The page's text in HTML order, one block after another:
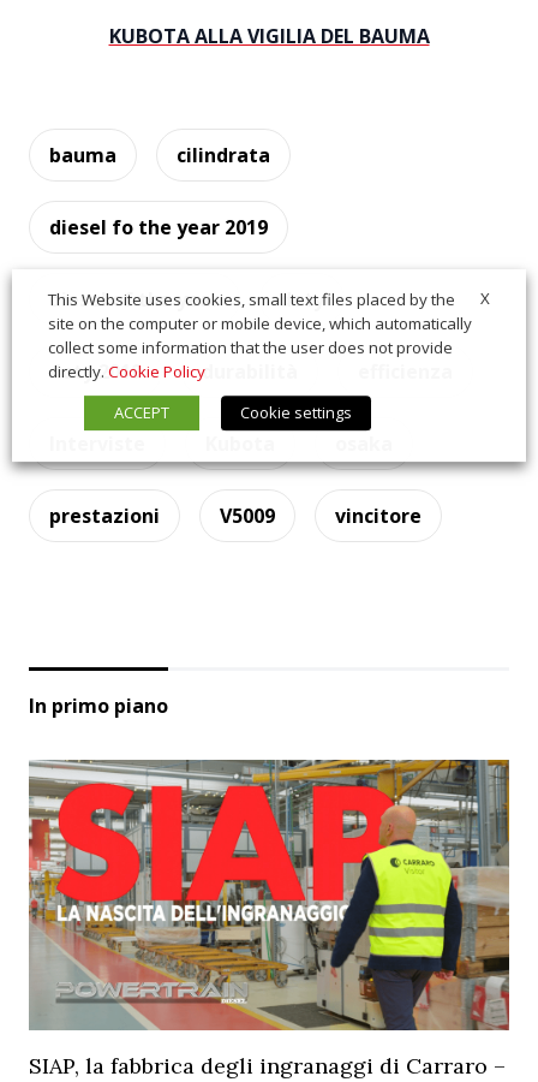
KUBOTA ALLA VIGILIA DEL BAUMA
bauma cilindrata
diesel fo the year 2019
diesel of the year doty
doty 2019 durabilità
prestazioni V5009 vincitore
In primo piano
SIAP, la fabbrica degli ingranaggi di Carraro –
X
This Website uses cookies, small text files placed by the
site on the computer or mobile device, which automatically
collect some information that the user does not provide
directly. Cookie Policy
ACCEPT
Cookie settings